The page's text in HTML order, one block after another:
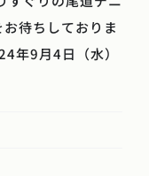
待ちしておりま
年9月4日（水）